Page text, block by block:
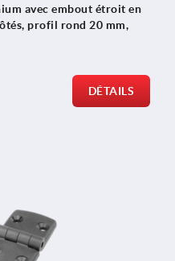
avec embout étroit en
profil rond 20 mm,
DÉTAILS